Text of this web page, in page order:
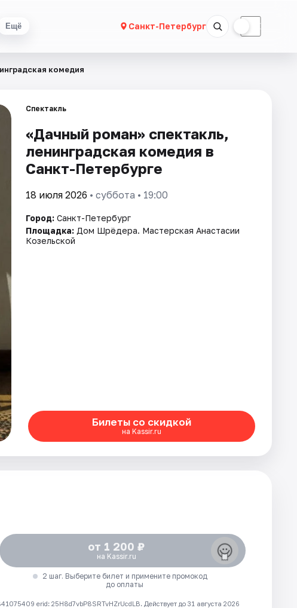
Ещё Санкт-Петербург ☾
комедия
Спектакль
«Дачный роман» спектакль,
ленинградская комедия в
Санкт-Петербурге
18 июля 2026 • суббота • 19:00
Город: Санкт-Петербург
Площадка: Дом Шрёдера. Мастерская Анастасии
Козельской
Билеты со скидкой
на Kassir.ru
от 1 200 ₽
на Kassir.ru
2 шаг. Выберите билет и примените промокод
до оплаты
erid: 25H8d7vbP8SRTvHZrUcdLB. Действует до 31 августа 2026